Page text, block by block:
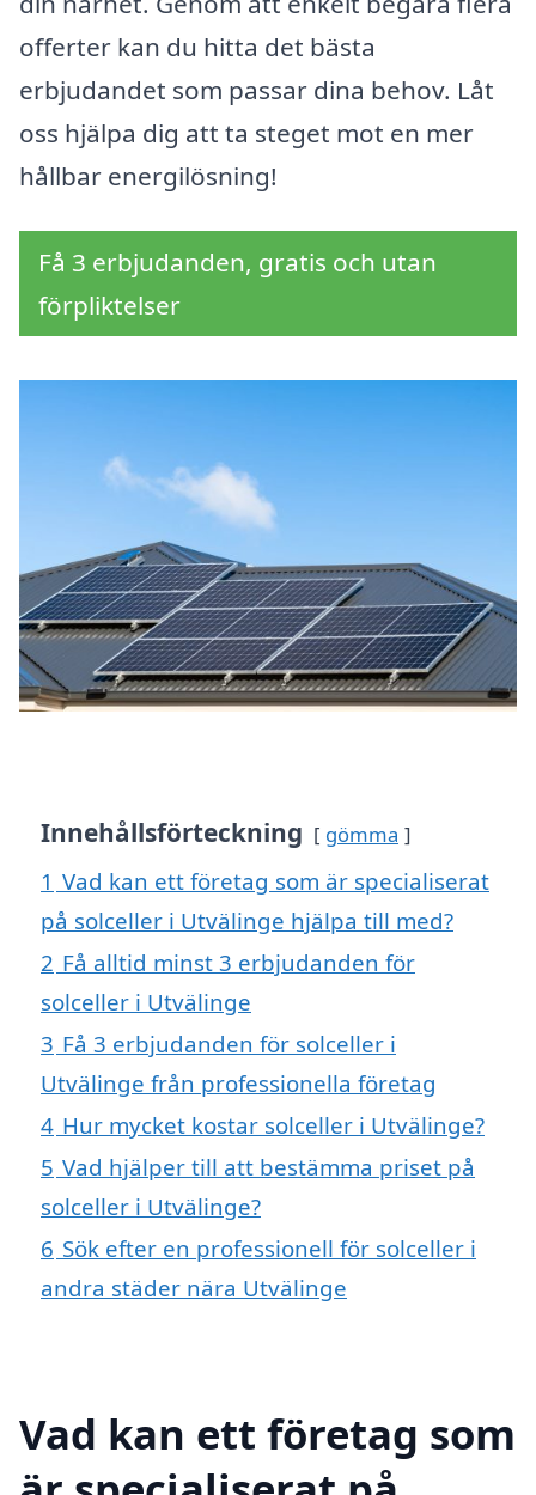
offerter kan du hitta det bästa
erbjudandet som passar dina behov. Låt
oss hjälpa dig att ta steget mot en mer
hållbar energilösning!
Få 3 erbjudanden, gratis och utan
förpliktelser
Innehållsförteckning gömma
1 Vad kan ett företag som är specialiserat
på solceller i Utvälinge hjälpa till med?
2 Få alltid minst 3 erbjudanden för
solceller i Utvälinge
3 Få 3 erbjudanden för solceller i
Utvälinge från professionella företag
4 Hur mycket kostar solceller i Utvälinge?
5 Vad hjälper till att bestämma priset på
solceller i Utvälinge?
6 Sök efter en professionell för solceller i
andra städer nära Utvälinge
Vad kan ett företag som